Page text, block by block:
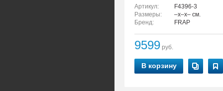
Артикул:
F4396-3
Размеры:
–x–x– см.
Бренд:
FRAP
9599 руб.
В корзину